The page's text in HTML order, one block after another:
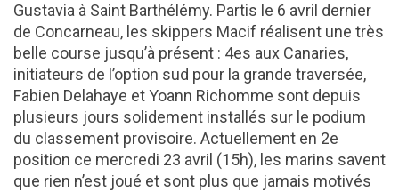
Gustavia à Saint Barthélémy. Partis le 6 avril dernier
de Concarneau, les skippers Macif réalisent une très
belle course jusqu’à présent : 4es aux Canaries,
initiateurs de l’option sud pour la grande traversée,
Fabien Delahaye et Yoann Richomme sont depuis
plusieurs jours solidement installés sur le podium
du classement provisoire. Actuellement en 2e
position ce mercredi 23 avril (15h), les marins savent
que rien n’est joué et sont plus que jamais motivés